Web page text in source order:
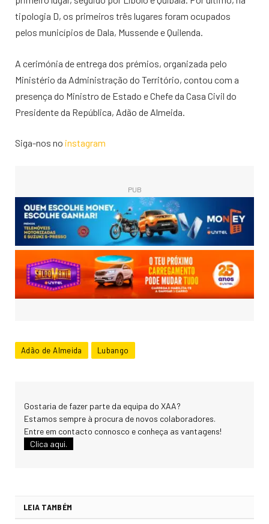
tipologia D, os primeiros três lugares foram ocupados
pelos municípios de Dala, Mussende e Quilenda.
A cerimónia de entrega dos prémios, organizada pelo
Ministério da Administração do Território, contou com a
presença do Ministro de Estado e Chefe da Casa Civil do
Presidente da República, Adão de Almeida.
Siga-nos no instagram
PUB
Adão de Almeida Lubango
Gostaria de fazer parte da equipa do XAA?
Estamos sempre à procura de novos colaboradores.
Entre em contacto connosco e conheça as vantagens!
Clica aqui.
LEIA TAMBÉM